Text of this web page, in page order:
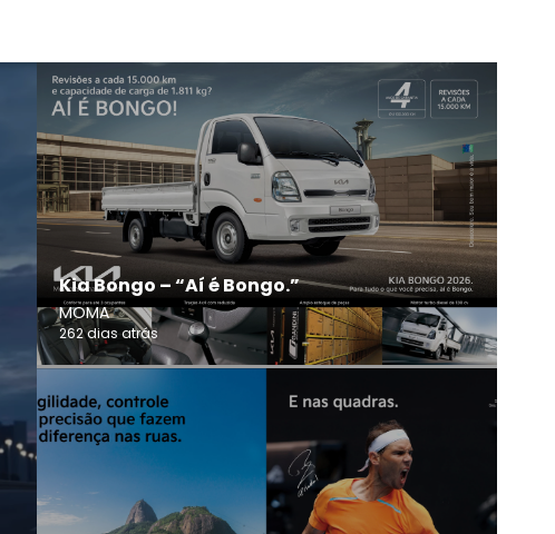
Kia Bongo – “Aí é Bongo.”
MOMA
262 dias atrás